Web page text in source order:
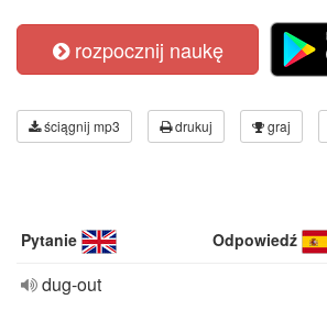
rozpocznij naukę
ściągnij mp3 drukuj graj
Pytanie Odpowiedź
dug-out